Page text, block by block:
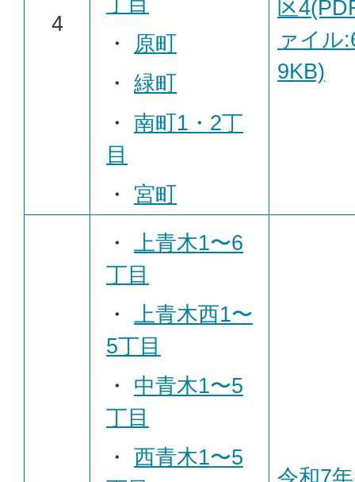
4
・ 原町
・ 緑町
・ 南町1・2丁
目
・ 宮町
区
ァイル
9KB)
・ 上青木1〜6
丁目
・ 上青木西1〜
5丁目
・ 中青木1〜5
丁目
・ 西青木1〜5